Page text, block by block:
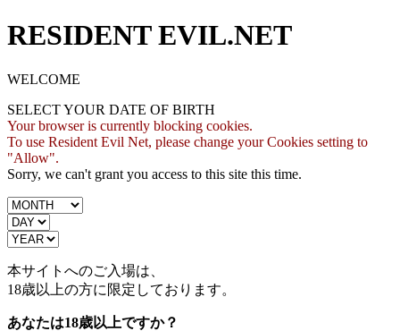
RESIDENT EVIL.NET
WELCOME
SELECT YOUR DATE OF BIRTH
Your browser is currently blocking cookies.
To use Resident Evil Net, please change your Cookies setting to
"Allow".
Sorry, we can't grant you access to this site this time.
本サイトへのご入場は、
18歳以上の方に限定しております。
あなたは18歳以上ですか？